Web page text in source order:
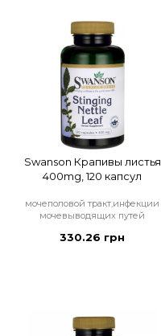
Swanson Крапивы листья
400mg, 120 капсул
мочеполовой тракт,инфекции
мочевыводящих путей
330.26 грн